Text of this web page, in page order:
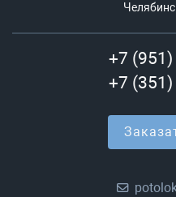
+7
+7